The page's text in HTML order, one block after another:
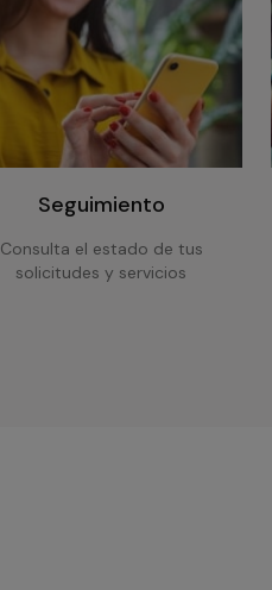
Seguimiento
Consulta el estado de tus
solicitudes y servicios